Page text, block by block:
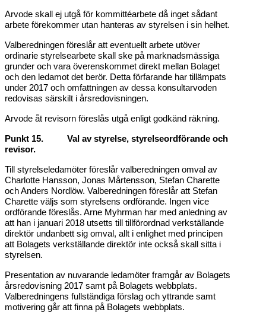
Arvode skall ej utgå för kommittéarbete då inget sådant
arbete förekommer utan hanteras av styrelsen i sin helhet.
Valberedningen föreslår att eventuellt arbete utöver
ordinarie styrelsearbete skall ske på marknadsmässiga
grunder och vara överenskommet direkt mellan Bolaget
och den ledamot det berör. Detta förfarande har tillämpats
under 2017 och omfattningen av dessa konsultarvoden
redovisas särskilt i årsredovisningen.
Arvode åt revisorn föreslås utgå enligt godkänd räkning.
Punkt 15. Val av styrelse, styrelseordförande och
revisor.
Till styrelseledamöter föreslår valberedningen omval av
Charlotte Hansson, Jonas Mårtensson, Stefan Charette
och Anders Nordlöw. Valberedningen föreslår att Stefan
Charette väljs som styrelsens ordförande. Ingen vice
ordförande föreslås. Arne Myhrman har med anledning av
att han i januari 2018 utsetts till tillförordnad verkställande
direktör undanbett sig omval, allt i enlighet med principen
att Bolagets verkställande direktör inte också skall sitta i
styrelsen.
Presentation av nuvarande ledamöter framgår av Bolagets
årsredovisning 2017 samt på Bolagets webbplats.
Valberedningens fullständiga förslag och yttrande samt
motivering går att finna på Bolagets webbplats.